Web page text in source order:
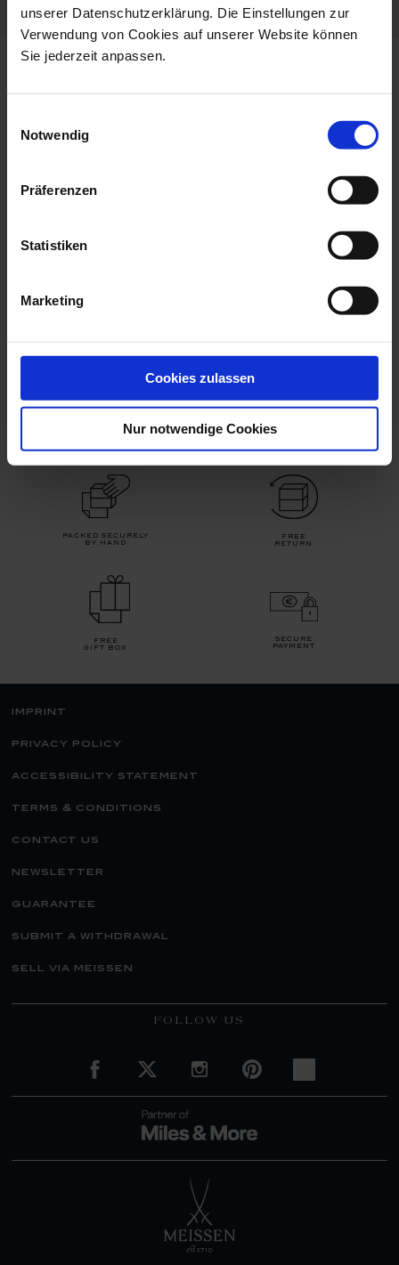
unserer Datenschutzerklärung. Die Einstellungen zur
Verwendung von Cookies auf unserer Website können
Sie jederzeit anpassen.
Notwendig
Präferenzen
Statistiken
Marketing
Cookies zulassen
Nur notwendige Cookies
Available
Medal 315 Years Of
Available
$416.00
packed securely
by hand
free
return
free
gift box
secure
payment
imprint
privacy policy
accessibility statement
terms & conditions
contact us
newsletter
guarantee
submit a withdrawal
sell via meissen
FOLLOW US